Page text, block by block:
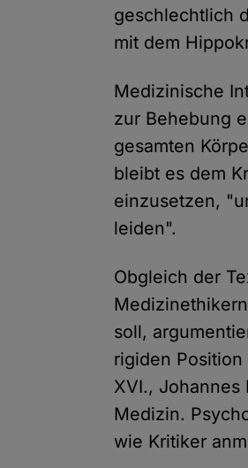
geschlechtlich
mit dem
Medizinische
zur Behebung
gesamten
bleibt es dem
einzusetzen,
leiden".
Obgleich der
soll,
rigiden
XVI., Johannes
Medizin.
wie Kritiker